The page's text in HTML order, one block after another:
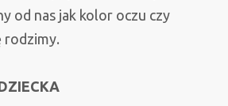
od nas jak kolor oczu czy
rodzimy.